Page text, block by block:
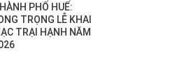
PHỐ HUẾ:
TRỌNG LỄ KHAI
TRẠI HẠNH NĂM